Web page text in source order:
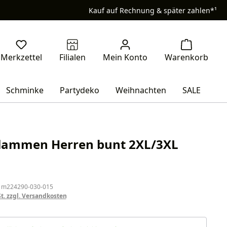
Kauf auf Rechnung & später zahlen*¹
Schminke Partydeko Weihnachten SALE
Herren bunt 2XL/3XL
030-015
zzgl. Versandkosten